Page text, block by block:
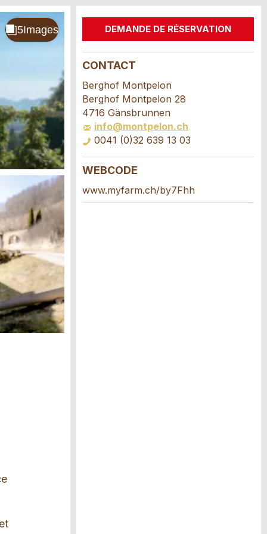
DEMANDE DE RÉSERVATION
CONTACT
Berghof Montpelon
Berghof Montpelon 28
4716 Gänsbrunnen
info@montpelon.ch
0041 (0)32 639 13 03
WEBCODE
www.myfarm.ch/by7Fhh